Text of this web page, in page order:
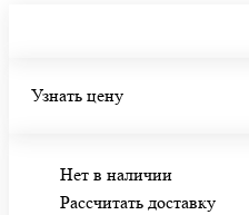
Узнать цену
Нет в наличии
Рассчитать доставку